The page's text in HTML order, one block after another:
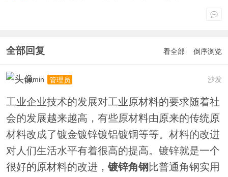
全部回复 看全部 倒序浏览
沙发
admin 管理员
工业企业技术的发展对工业原材料的要求随着社
会的发展越来越高，有些原材料由原来的传统原
材料改成了镀金镀锌镀铝镀铜等等。材料的改进
对人们生活水平有着很高的提高。镀锌就是一个
很好的原材料的改进， 镀锌角钢 比普通角钢实用